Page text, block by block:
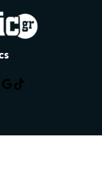
Google
TikTok